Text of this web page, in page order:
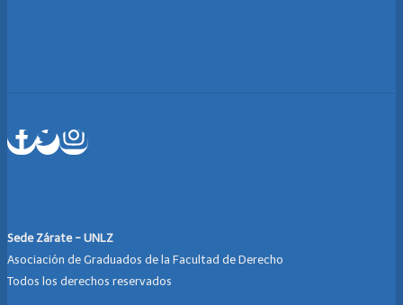
Sede Zárate - UNLZ
Asociación de Graduados de la Facultad de Derecho
Todos los derechos reservados